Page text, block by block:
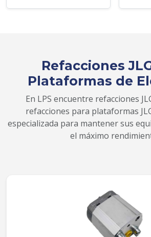
Refacciones
Plataformas de
En LPS encuentre refacciones
refacciones para plataformas
especializada para mantener sus
el máximo